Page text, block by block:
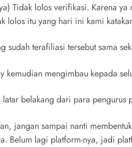
Tidak lolos verifikasi. Karena
lolos itu yang hari ini kami
sudah terafiliasi tersebut sama
kemudian mengimbau kepada
belakang dari para
jangan sampai nanti
Belum lagi platform-nya, jadi